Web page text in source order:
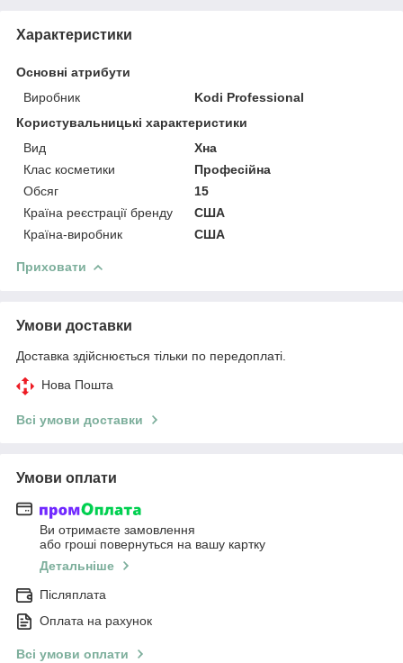
Характеристики
Основні атрибути
Виробник
Kodi Professional
Користувальницькі характеристики
Вид
Хна
Клас косметики
Професійна
Обсяг
15
Країна реєстрації бренду
США
Країна-виробник
США
Приховати
Умови доставки
Доставка здійснюється тільки по передоплаті.
Нова Пошта
Всі умови доставки
Умови оплати
Ви отримаєте замовлення
або гроші повернуться на вашу картку
Детальніше
Післяплата
Оплата на рахунок
Всі умови оплати